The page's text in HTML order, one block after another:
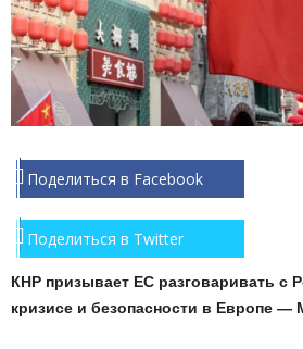
Поделиться в Facebook
Поделиться в Twitter
КНР призывает ЕС разговаривать с
кризисе и безопасности в Европе